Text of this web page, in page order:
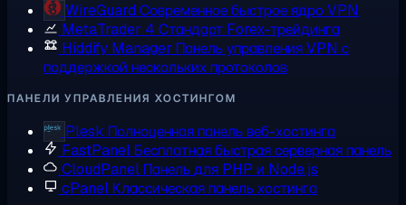
WireGuard Современное быстрое ядро VPN
MetaTrader 4 Стандарт Forex-трейдинга
Hiddify Manager Панель управления VPN с
поддержкой нескольких протоколов
ПАНЕЛИ УПРАВЛЕНИЯ ХОСТИНГОМ
Plesk Полноценная панель веб-хостинга
FastPanelБесплатная быстрая серверная панель
CloudPanel Панель для PHP и Node.js
cPanelКлассическая панель хостинга